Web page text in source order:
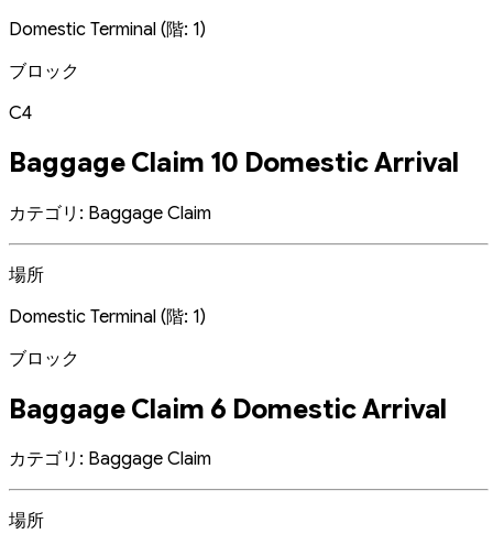
Domestic Terminal (階: 1)
ブロック
C4
Baggage Claim 10 Domestic Arrival
カテゴリ: Baggage Claim
場所
Domestic Terminal (階: 1)
ブロック
Baggage Claim 6 Domestic Arrival
カテゴリ: Baggage Claim
場所